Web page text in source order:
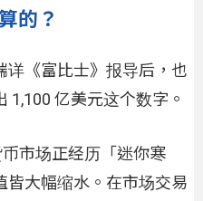
的？
详《富比士》报导后，也
1,100 亿美元这个数字。
市场正经历「迷你寒
皆大幅缩水。在市场交易